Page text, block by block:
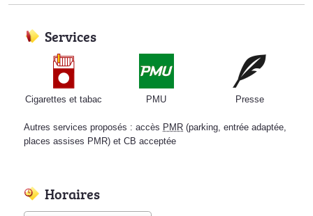
Services
Cigarettes et tabac PMU Presse
Autres services proposés : accès PMR (parking, entrée adaptée,
places assises PMR) et CB acceptée
Horaires